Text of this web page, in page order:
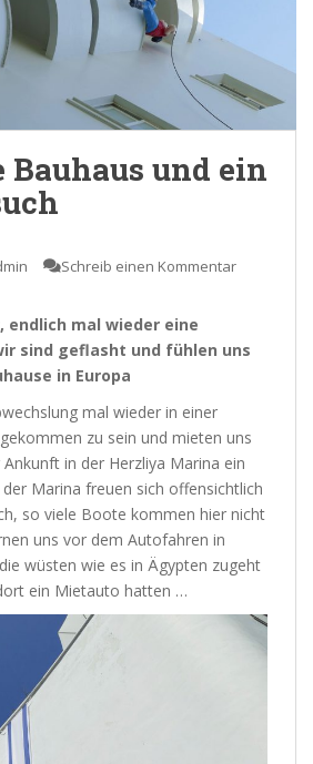
Bauhaus und ein
Schreib einen Kommentar
endlich mal wieder eine
sind geflasht und fühlen uns
in Europa
mal wieder in einer
zu sein und mieten uns
in der Herzliya Marina ein
Marina freuen sich offensichtlich
so viele Boote kommen hier nicht
uns vor dem Autofahren in
wüsten wie es in Ägypten zugeht
ein Mietauto hatten …